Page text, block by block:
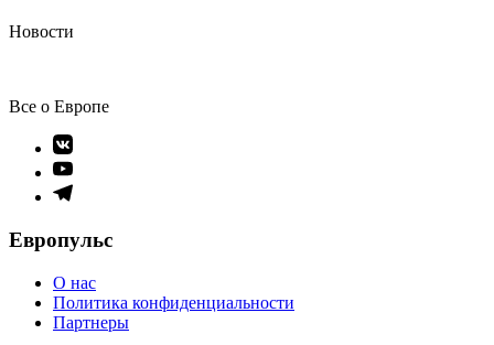
Новости
Все о Европе
Элемент
меню
Элемент
меню
Элемент
Европульс
О нас
Политика конфиденциальности
Партнеры